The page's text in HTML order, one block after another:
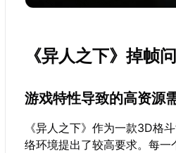
《异人之下》掉帧
游戏特性导致的高资源
《异人之下》作为一款3D格
络环境提出了较高要求。每